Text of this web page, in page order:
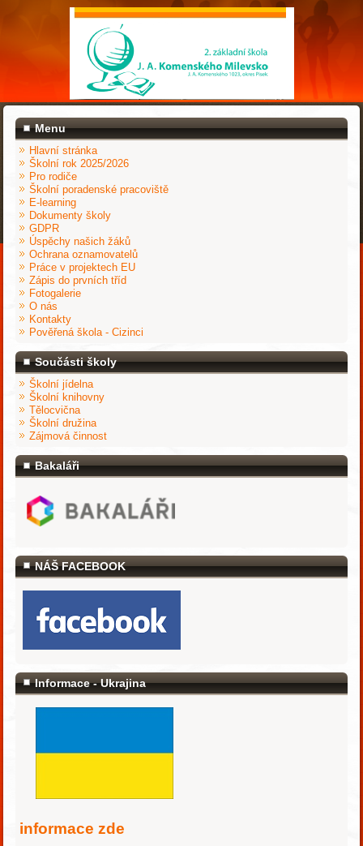
Menu
Hlavní stránka
Školní rok 2025/2026
Pro rodiče
Školní poradenské pracoviště
E-learning
Dokumenty školy
GDPR
Úspěchy našich žáků
Ochrana oznamovatelů
Práce v projektech EU
Zápis do prvních tříd
Fotogalerie
O nás
Kontakty
Pověřená škola - Cizinci
Součásti školy
Školní jídelna
Školní knihovny
Tělocvična
Školní družina
Zájmová činnost
Bakaláři
NÁŠ FACEBOOK
Informace - Ukrajina
informace zde